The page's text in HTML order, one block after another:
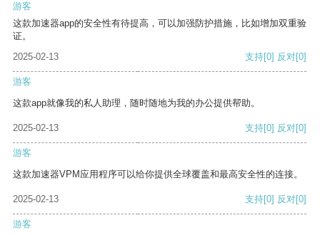
游客
这款加速器app的安全性有待提高，可以加强防护措施，比如增加双重验
证。
2025-02-13
支持[0] 反对[0]
游客
这款app就像我的私人助理，随时随地为我的办公提供帮助。
2025-02-13 支持[0] 反对[0]
游客
这款加速器VPM应用程序可以给你提供全球覆盖和最高安全性的连接。
2025-02-13 支持[0] 反对[0]
游客